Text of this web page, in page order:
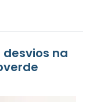
desvios na